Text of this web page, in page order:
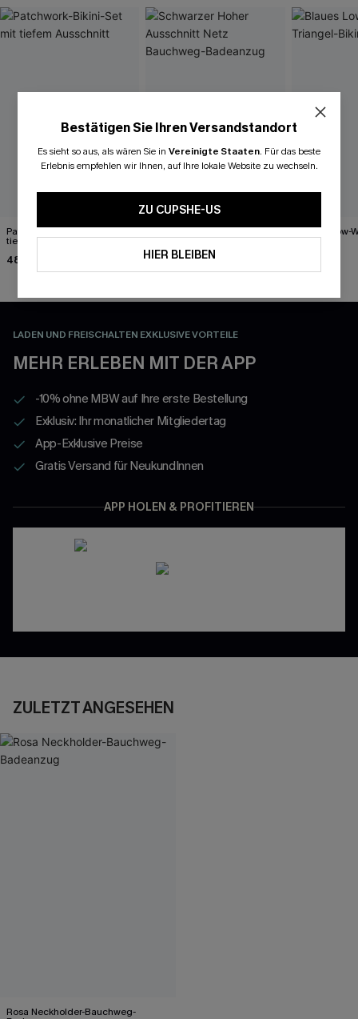
Patchwork-Bikini-Set mit
tiefem Ausschnitt
48,00 €
Schwarzer Hoher Ausschnitt
Netz Bauchweg-
Badeanzug
55,00 €
Blaues Low-
Bikini-Set
LADEN UND FREISCHALTEN EXKLUSIVE VORTEILE
MEHR ERLEBEN MIT DER APP
-10% ohne MBW auf Ihre erste Bestellung
Exklusiv: Ihr monatlicher Mitgliedertag
App-Exklusive Preise
Gratis Versand für NeukundInnen
APP HOLEN & PROFITIEREN
ZULETZT ANGESEHEN
Rosa Neckholder-Bauchweg-
Bestätigen Sie Ihren Versandstandort
Es sieht so aus, als wären Sie in Vereinigte Staaten. Für das beste
Erlebnis empfehlen wir Ihnen, auf Ihre lokale Website zu wechseln.
ZU CUPSHE-US
HIER BLEIBEN